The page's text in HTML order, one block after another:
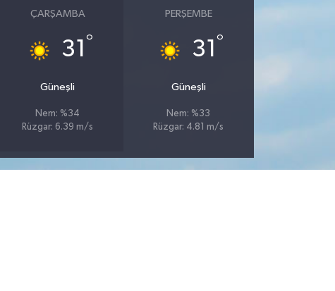
ÇARŞAMBA
31 °
Güneşli
Nem: %34
Rüzgar: 6.39 m/s
PERŞEMBE
31 °
Güneşli
Nem: %33
Rüzgar: 4.81 m/s